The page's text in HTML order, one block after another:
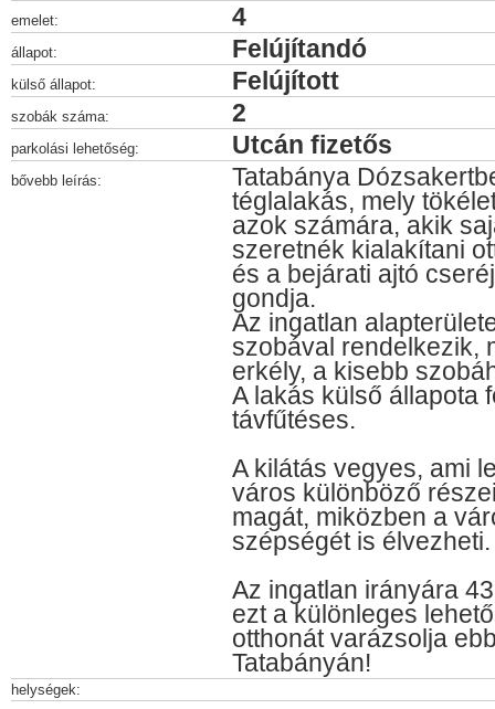
emelet: 4
állapot: Felújítandó
külső állapot: Felújított
szobák száma: 2
parkolási lehetőség: Utcán fizetős
bővebb leírás:
Tatabánya
téglalakás, mely
azok számára, akik
szeretnék kialakítani
és a bejárati ajtó
gondja.
Az ingatlan
szobával rendelkezik,
erkély, a kisebb
A lakás külső állapota
távfűtéses.
A kilátás vegyes, ami
város különböző
magát, miközben a
szépségét is élvezheti.
Az ingatlan irányára
ezt a különleges
otthonát varázsolja
Tatabányán!
helységek: